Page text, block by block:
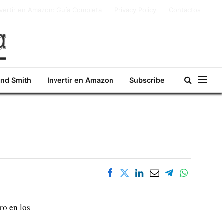
Smith Invertir en Amazon Subscribe
en los